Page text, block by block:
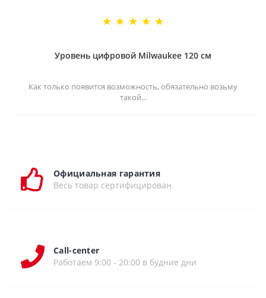
Уровень цифровой Milwaukee 120 см
Как только появится возможность, обязательно возьму
такой...
Официальная гарантия
Весь товар сертифицирован
Call-center
Работаем 9:00 - 20:00 в будние дни